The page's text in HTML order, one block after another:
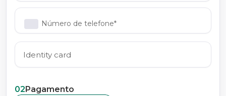
Número de telefone*
02Pagamento